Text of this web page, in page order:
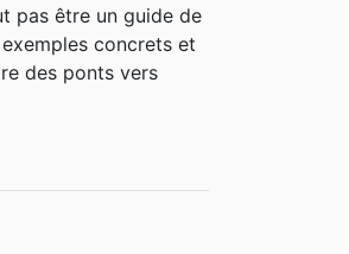
pas être un guide de
concrets et
des ponts vers